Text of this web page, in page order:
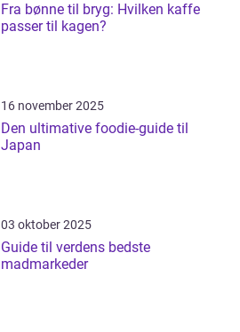
Fra bønne til bryg: Hvilken kaffe
passer til kagen?
16 november 2025
Den ultimative foodie-guide til
Japan
03 oktober 2025
Guide til verdens bedste
madmarkeder